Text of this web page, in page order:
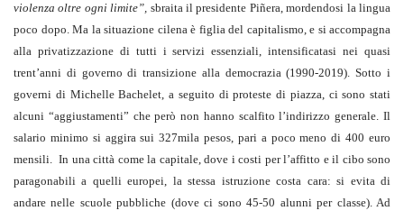
violenza oltre ogni limite”, sbraita il presidente Piñera, mordendosi la lingua
poco dopo. Ma la situazione cilena è figlia del capitalismo, e si accompagna
alla privatizzazione di tutti i servizi essenziali, intensificatasi nei quasi
trent’anni di governo di transizione alla democrazia (1990-2019). Sotto i
governi di Michelle Bachelet, a seguito di proteste di piazza, ci sono stati
alcuni “aggiustamenti” che però non hanno scalfito l’indirizzo generale. Il
salario minimo si aggira sui 327mila pesos, pari a poco meno di 400 euro
mensili. In una città come la capitale, dove i costi per l’affitto e il cibo sono
paragonabili a quelli europei, la stessa istruzione costa cara: si evita di
andare nelle scuole pubbliche (dove ci sono 45-50 alunni per classe). Ad